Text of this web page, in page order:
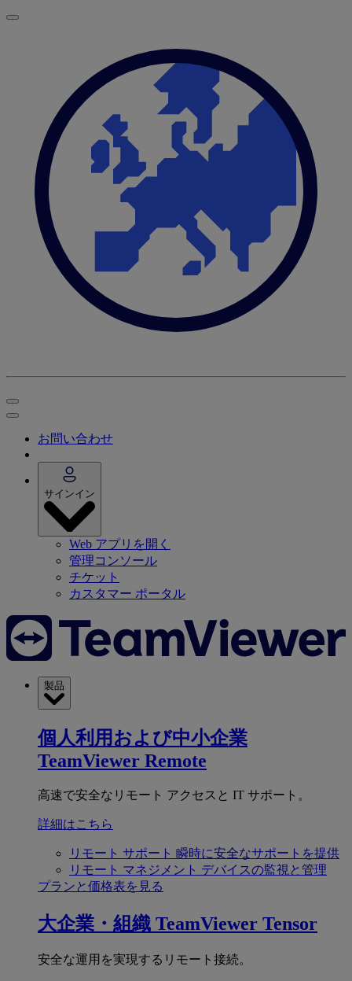
お問い合わせ
サインイン
Web アプリを開く
管理コンソール
チケット
カスタマー ポータル
製品
個人利用および中小企業
TeamViewer Remote
高速で安全なリモート アクセスと IT サポート。
詳細はこちら
リモート サポート 瞬時に安全なサポートを提供
リモート マネジメント デバイスの監視と管理
プランと価格表を見る
大企業・組織 TeamViewer Tensor
安全な運用を実現するリモート接続。